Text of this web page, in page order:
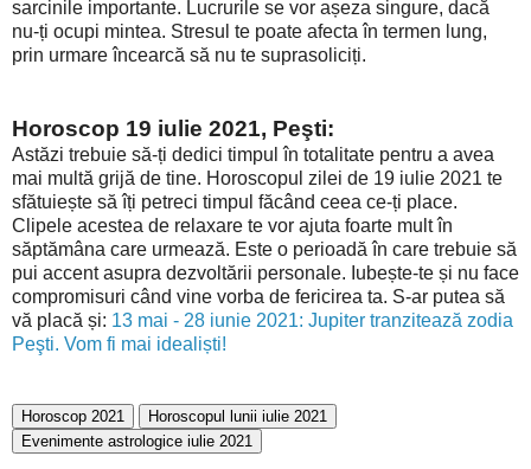
sarcinile importante. Lucrurile se vor așeza singure, dacă
nu-ți ocupi mintea. Stresul te poate afecta în termen lung,
prin urmare încearcă să nu te suprasoliciți.
Horoscop 19 iulie 2021, Peşti:
Astăzi trebuie să-ți dedici timpul în totalitate pentru a avea
mai multă grijă de tine. Horoscopul zilei de 19 iulie 2021 te
sfătuiește să îți petreci timpul făcând ceea ce-ți place.
Clipele acestea de relaxare te vor ajuta foarte mult în
săptămâna care urmează. Este o perioadă în care trebuie să
pui accent asupra dezvoltării personale. Iubește-te și nu face
compromisuri când vine vorba de fericirea ta. S-ar putea să
vă placă și: 13 mai - 28 iunie 2021: Jupiter tranzitează zodia
Peşti. Vom fi mai idealiști!
Horoscop 2021
Horoscopul lunii iulie 2021
Evenimente astrologice iulie 2021